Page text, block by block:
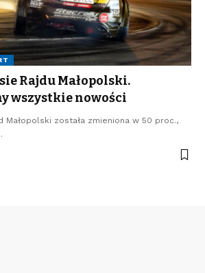
Rajdu Małopolski.
wszystkie nowości
Małopolski została zmieniona w 50 proc.,